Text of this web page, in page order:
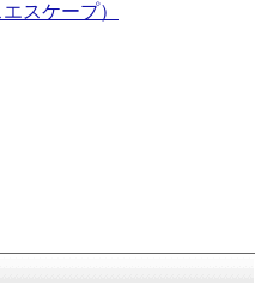
スケープ）